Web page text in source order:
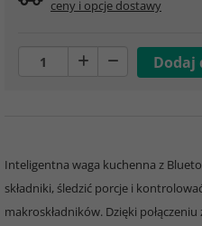
ceny i opcje dostawy
Inteligentna waga kuchenna z
składniki, śledzić porcje i
makroskładników. Dzięki